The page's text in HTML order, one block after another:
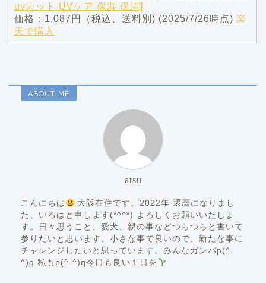
uvカット UVケア 保湿 保湿]
価格：1,087円（税込、送料別) (2025/7/26時点) 楽
天で購入
ABOUT ME
atsu
こんにちは
大阪在住です。2022年 還暦になりまし
た、いろはと申します(*^^*) よろしくお願いいたしま
す。日々思うこと、愛犬、親の事などつらつらと書いて
参りたいと思います。小さな事で良いので、新たな事に
チャレンジしたいと思っています。みんなガンバp(^-
^)q 私もp(^-^)q今日も良い１日を